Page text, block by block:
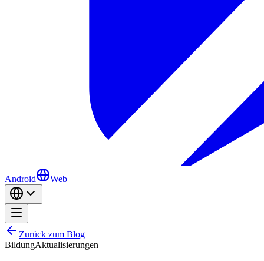
Android Web
Zurück zum Blog
BildungAktualisierungen